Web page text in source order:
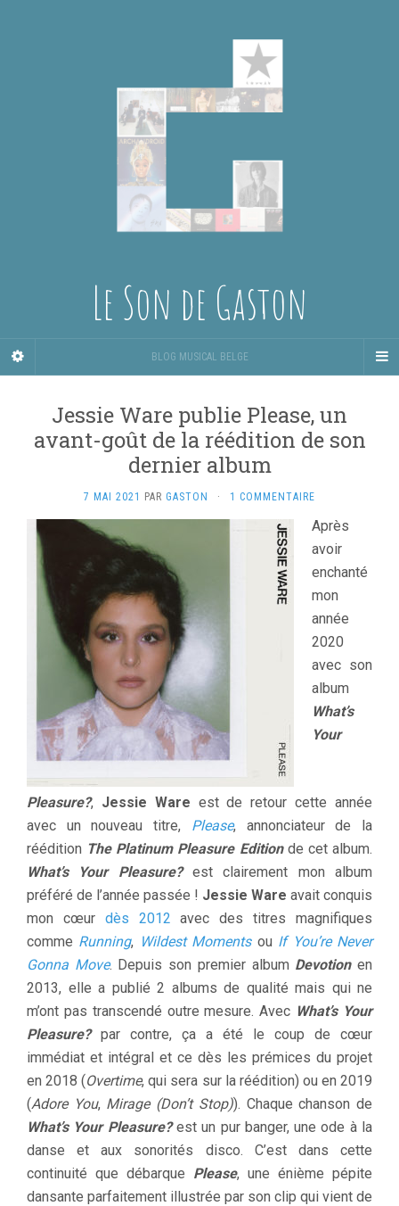
Le Son de Gaston
BLOG MUSICAL BELGE
Jessie Ware publie Please, un
avant-goût de la réédition de son
dernier album
7 MAI 2021 PAR GASTON · 1 COMMENTAIRE
Après
avoir
enchanté
mon
année
2020
avec son
album
What’s
Your
Pleasure?, Jessie Ware est de retour cette année
avec un nouveau titre, Please, annonciateur de la
réédition The Platinum Pleasure Editionde cet album.
What’s Your Pleasure?est clairement mon album
préféré de l’année passée ! Jessie Ware avait conquis
mon cœur dès 2012 avec des titres magnifiques
comme Running, Wildest Momentsou If You’re Never
Gonna Move. Depuis son premier album Devotionen
2013, elle a publié 2 albums de qualité mais qui ne
m’ont pas transcendé outre mesure. Avec What’s Your
Pleasure?par contre, ça a été le coup de cœur
immédiat et intégral et ce dès les prémices du projet
en 2018 (Overtime, qui sera sur la réédition) ou en 2019
(Adore You, Mirage (Don’t Stop)). Chaque chanson de
What’s Your Pleasure?est un pur banger, une ode à la
danse et aux sonorités disco. C’est dans cette
continuité que débarque Please, une énième pépite
dansante parfaitement illustrée par son clip qui vient de